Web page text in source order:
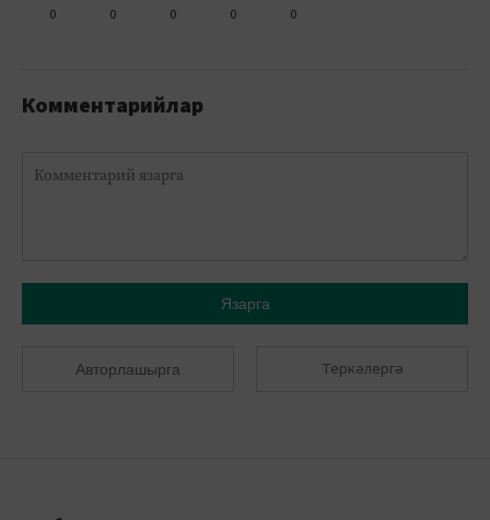
0 0 0 0 0
Комментарийлар
Язарга
Авторлашырга Теркәлергә